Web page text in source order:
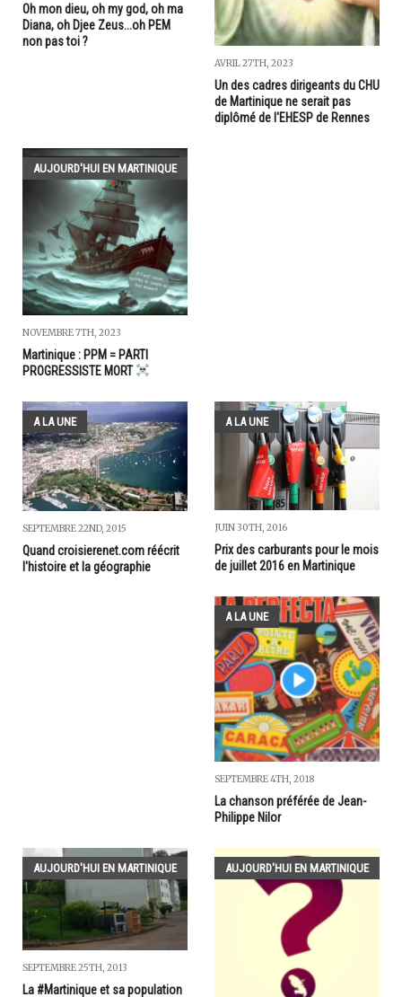
Oh mon dieu, oh my god, oh ma
Diana, oh Djee Zeus...oh PEM
non pas toi ?
AVRIL 27TH, 2023
Un des cadres dirigeants du CHU
de Martinique ne serait pas
diplômé de l'EHESP de Rennes
AUJOURD'HUI EN MARTINIQUE
NOVEMBRE 7TH, 2023
Martinique : PPM = PARTI
PROGRESSISTE MORT
A LA UNE
SEPTEMBRE 22ND, 2015
Quand croisierenet.com réécrit
l'histoire et la géographie
A LA UNE
JUIN 30TH, 2016
Prix des carburants pour le mois
de juillet 2016 en Martinique
A LA UNE
SEPTEMBRE 4TH, 2018
La chanson préférée de Jean-
Philippe Nilor
AUJOURD'HUI EN MARTINIQUE
SEPTEMBRE 25TH, 2013
La #Martinique et sa population
AUJOURD'HUI EN MARTINIQUE